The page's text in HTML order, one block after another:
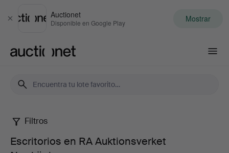
Cerrar
Auctionet
Disponible en Google Play Mostrar
Escritorios
Filtros
Escritorios en RA Auktionsverket